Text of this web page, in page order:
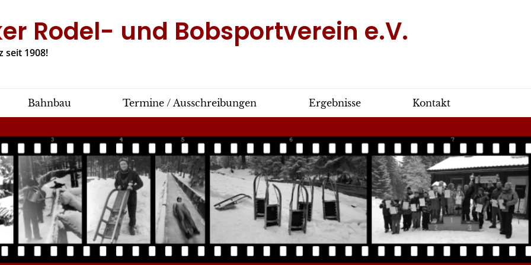
Rodel- und Bobsportverein e.V.
seit 1908!
Bahnbau Termine / Ausschreibungen Ergebnisse Kontakt